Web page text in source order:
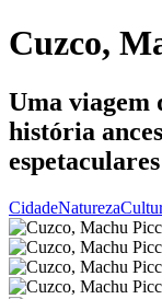
Cuzco,
Uma viagem
história
CidadeNatureza